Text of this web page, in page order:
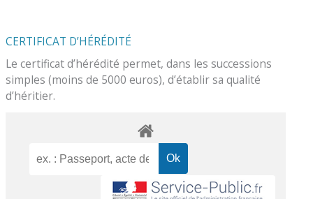
CERTIFICAT D’HÉRÉDITÉ
Le certificat d’hérédité permet, dans les successions
simples (moins de 5000 euros), d’établir sa qualité
d’héritier.